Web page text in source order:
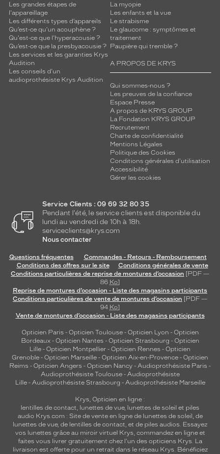
Les grandes étapes de
l'appareillage
Les différents types d’appareils
Qu’est-ce qu'un acouphène ?
Qu'est-ce que l'hyperacousie ?
Qu’est-ce que la presbyacousie ?
Les services et les garanties Krys
Audition
Les conseils d'un
audioprothésiste Krys Audition
La myopie
Les enfants et la vue
Le strabisme
Le glaucome : symptômes et
traitement
Paupière qui tremble ?
A PROPOS DE KRYS
Qui sommes-nous ?
Les preuves de la confiance
Espace Presse
A propos de KRYS GROUP
La Fondation KRYS GROUP
Recrutement
Charte de confidentialité
Mentions Légales
Politique des Cookies
Conditions générales d'utilisation
Accessibilité
Gérer les cookies
Service Clients : 09 69 32 80 35
Pendant l'été, le service clients est disponible du
lundi au vendredi de 10h à 18h.
serviceclients@krys.com
Nous contacter
Questions fréquentes
Commandes - Retours - Remboursement
Conditions des offres sur le site
Conditions générales de vente
Conditions particulières de reprise de montures d’occasion [PDF —
86 Ko]
Reprise de montures d’occasion - Liste des magasins participants
Conditions particulières de vente de montures d’occasion [PDF —
94 Ko]
Vente de montures d’occasion - Liste des magasins participants
Opticien Paris - Opticien Toulouse- Opticien Lyon - Opticien
Bordeaux- Opticien Nantes - Opticien Strasbourg - Opticien
Lille - Opticien Montpellier - Opticien Rennes - Opticien
Grenoble - Opticien Marseille - Opticien Aix-en-Provence - Opticien
Reims - Opticien Angers - Opticien Nancy - Audioprothésiste Paris -
Audioprothésiste Toulouse- Audioprothésiste
Lille- Audioprothésiste Strasbourg - Audioprothésiste Marseille
Krys, Opticien en ligne :
lentilles de contact, lunettes de vue, lunettes de soleil et piles
audio Krys.com : Site de vente en ligne de lunettes de soleil, de
lunettes de vue, de lentilles de contact, et de piles audios. Essayez
vos lunettes grâce au miroir virtuel Krys, commandez en ligne et
faites vous livrer gratuitement chez l'un des opticiens Krys. La
livraison est offerte pour un retrait dans le réseau Krys. Bénéficiez